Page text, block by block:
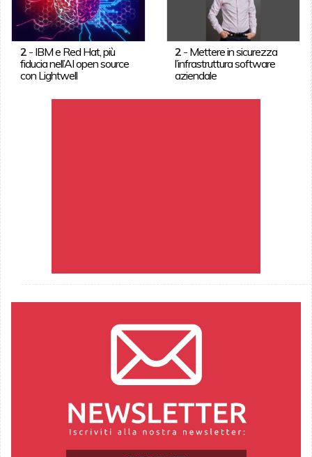
2- IBM e Red Hat, più
fiducia nell’AI open source
con Lightwell
2 - Mettere in sicurezza
l’infrastruttura software
aziendale